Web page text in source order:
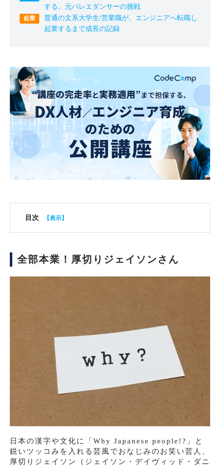
する。元バレエダンサーの挑戦
普通の文系大学生/営業職が、エンジニアへ転職し
起業するまで成長の記録
目次
全部本業！厚切りジェイソンさん
日本の漢字や文化に「Why Japanese people!?」と
鋭いツッコみを入れる芸風でおなじみのお笑い芸人、
厚切りジェイソン（ジェイソン・デイヴィッド・ダニ